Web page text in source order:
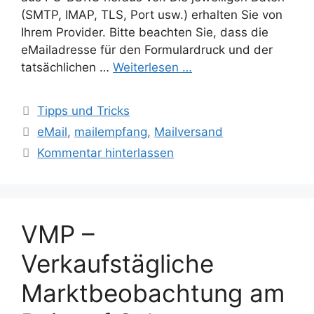
(SMTP, IMAP, TLS, Port usw.) erhalten Sie von
Ihrem Provider. Bitte beachten Sie, dass die
eMailadresse für den Formulardruck und der
tatsächlichen … Weiterlesen …
Kategorien
Tipps und Tricks
Schlagwörter
eMail, mailempfang, Mailversand
Kommentar hinterlassen
VMP –
Verkaufstägliche
Marktbeobachtung am